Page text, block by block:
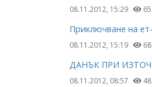
08.11.2012, 15:29
Приключване на
08.11.2012, 15:19
ДАНЪК ПРИ
08.11.2012, 08:57